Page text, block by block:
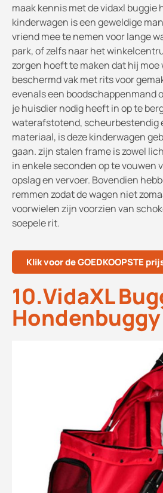
maak kennis met de vidaxl buggie
kinderwagen is een geweldige
vriend mee te nemen voor lange
park, of zelfs naar het
zorgen hoeft te maken dat hij
beschermd vak met rits voor
evenals een boodschappenmand
je huisdier nodig heeft in op te
waterafstotend, scheurbestendig
materiaal, is deze kinderwagen
gaan. zijn stalen frame is zowel
in enkele seconden op te vouwen
opslag en vervoer. Bovendien
remmen zodat de wagen niet
voorwielen zijn voorzien van
soepele rit.
Klik voor de GOEDKOOPSTE
10.VidaXL
Hondenbuggy